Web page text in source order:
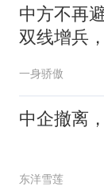
中方不再
双线增兵
一身骄傲
中企撤离
东洋雪莲